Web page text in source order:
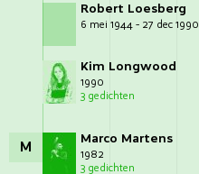
Robert Loesberg
6 mei 1944 - 27 dec 1990
Kim Longwood
1990
3 gedichten
M Marco Martens
1982
3 gedichten